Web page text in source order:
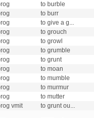
to burble
to burr
to give a g...
to grouch
to growl
to grumble
to grunt
to moan
to mumble
to murmur
to mutter
vmit
to grunt ou...